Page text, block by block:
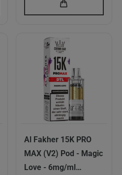
Al Fakher 15K PRO
MAX (V2) Pod - Magic
Love - 6mg/ml